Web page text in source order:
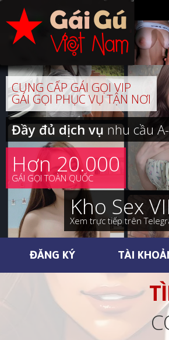
CUNG CẤP GÁI GỌI VIP
GÁI GỌI PHỤC VỤ TẬN NƠI
Đầy đủ dịch vụnhu cầu
Hơn 20.000
GÁI GỌI TOÀN QUỐC
Kho Sex
Xem trực tiếp trên
ĐĂNG KÝ TÀI